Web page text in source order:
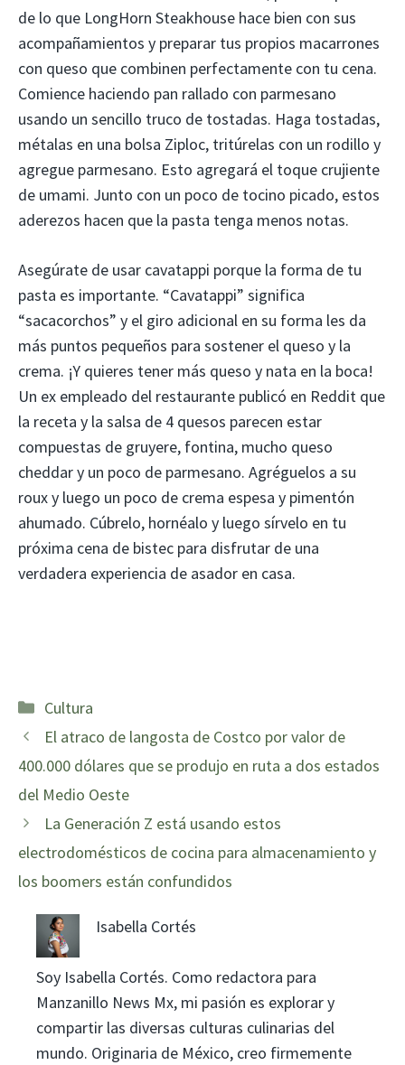
de lo que LongHorn Steakhouse hace bien con sus
acompañamientos y preparar tus propios macarrones
con queso que combinen perfectamente con tu cena.
Comience haciendo pan rallado con parmesano
usando un sencillo truco de tostadas. Haga tostadas,
métalas en una bolsa Ziploc, tritúrelas con un rodillo y
agregue parmesano. Esto agregará el toque crujiente
de umami. Junto con un poco de tocino picado, estos
aderezos hacen que la pasta tenga menos notas.
Asegúrate de usar cavatappi porque la forma de tu
pasta es importante. “Cavatappi” significa
“sacacorchos” y el giro adicional en su forma les da
más puntos pequeños para sostener el queso y la
crema. ¡Y quieres tener más queso y nata en la boca!
Un ex empleado del restaurante publicó en Reddit que
la receta y la salsa de 4 quesos parecen estar
compuestas de gruyere, fontina, mucho queso
cheddar y un poco de parmesano. Agréguelos a su
roux y luego un poco de crema espesa y pimentón
ahumado. Cúbrelo, hornéalo y luego sírvelo en tu
próxima cena de bistec para disfrutar de una
verdadera experiencia de asador en casa.
Categorías
Cultura
El atraco de langosta de Costco por valor de
400.000 dólares que se produjo en ruta a dos estados
del Medio Oeste
La Generación Z está usando estos
electrodomésticos de cocina para almacenamiento y
los boomers están confundidos
Isabella Cortés
Soy Isabella Cortés. Como redactora para
Manzanillo News Mx, mi pasión es explorar y
compartir las diversas culturas culinarias del
mundo. Originaria de México, creo firmemente